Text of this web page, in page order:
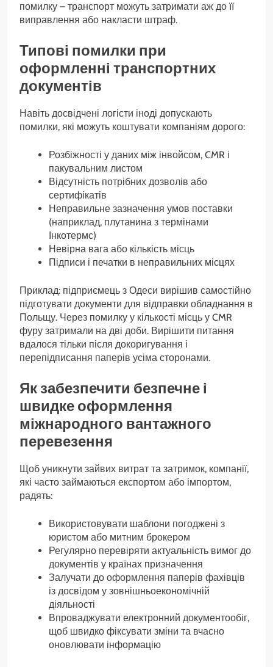
помилку – транспорт можуть затримати аж до її
виправлення або накласти штраф.
Типові помилки при
оформленні транспортних
документів
Навіть досвідчені логісти іноді допускають
помилки, які можуть коштувати компаніям дорого:
Розбіжності у даних між інвойсом, CMR і
пакувальним листом
Відсутність потрібних дозволів або
сертифікатів
Неправильне зазначення умов поставки
(наприклад, плутанина з термінами
Інкотермс)
Невірна вага або кількість місць
Підписи і печатки в неправильних місцях
Приклад: підприємець з Одеси вирішив самостійно
підготувати документи для відправки обладнання в
Польщу. Через помилку у кількості місць у CMR
фуру затримали на дві доби. Вирішити питання
вдалося тільки після докоригування і
перепідписання паперів усіма сторонами.
Як забезпечити безпечне і
швидке оформлення
міжнародного вантажного
перевезення
Щоб уникнути зайвих витрат та затримок, компанії,
які часто займаються експортом або імпортом,
радять:
Використовувати шаблони погоджені з
юристом або митним брокером
Регулярно перевіряти актуальність вимог до
документів у країнах призначення
Залучати до оформлення паперів фахівців
із досвідом у зовнішньоекономічній
діяльності
Впроваджувати електронний документообіг,
щоб швидко фіксувати зміни та вчасно
оновлювати інформацію